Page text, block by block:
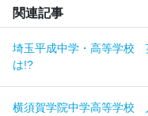
関連記事
埼玉平成中学・高等学校
は!?
横須賀学院中学高等学校